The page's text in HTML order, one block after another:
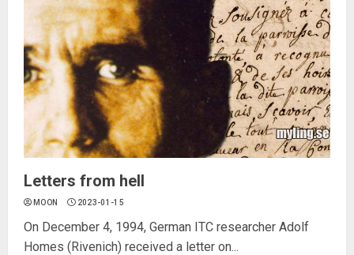
Letters from hell
MOON 2023-01-15
On December 4, 1994, German ITC researcher Adolf
Homes (Rivenich) received a letter on...